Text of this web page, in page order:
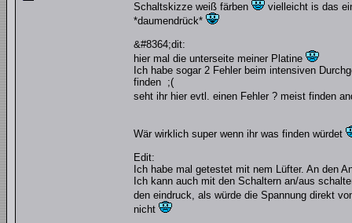
Schaltskizze weiß färben
vielleicht is das
*daumendrück*
&#8364;dit:
hier mal die unterseite meiner Platine
Ich habe sogar 2 Fehler beim intensiven
finden ;(
seht ihr hier evtl. einen Fehler ? meist finden
Wär wirklich super wenn ihr was finden würdet
Edit:
Ich habe mal getestet mit nem Lüfter. An den
Ich kann auch mit den Schaltern an/aus
den eindruck, als würde die Spannung direkt
nicht